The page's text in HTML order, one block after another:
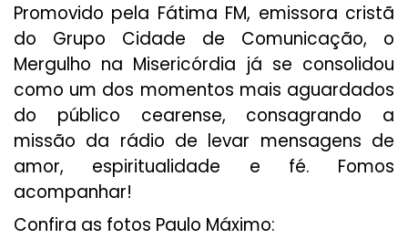
Promovido pela Fátima FM, emissora cristã
do Grupo Cidade de Comunicação, o
Mergulho na Misericórdia já se consolidou
como um dos momentos mais aguardados
do público cearense, consagrando a
missão da rádio de levar mensagens de
amor, espiritualidade e fé. Fomos
acompanhar!
Confira as fotos Paulo Máximo: